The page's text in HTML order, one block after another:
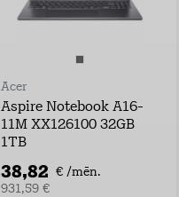
Acer
Aspire Notebook A16-
11M XX126100 32GB
1TB
38,82 € /mēn.
931,59 €